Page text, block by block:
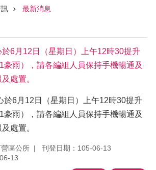
最新消息
6月12日（星期日）上午12時30提升
豪雨），請各編組人員保持手機暢通及
處置。
於6月12日（星期日）上午12時30提升
豪雨），請各編組人員保持手機暢通及
處置。
區公所
刊登日期：105-06-13
13